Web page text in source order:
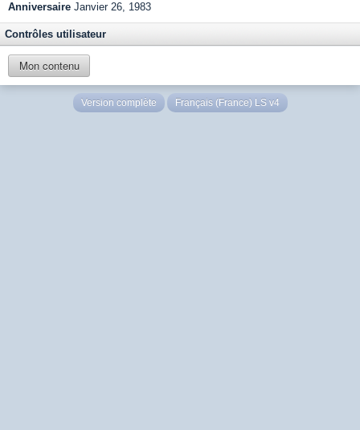
Anniversaire Janvier 26, 1983
Contrôles utilisateur
Mon contenu
Version complète Français (France) LS v4